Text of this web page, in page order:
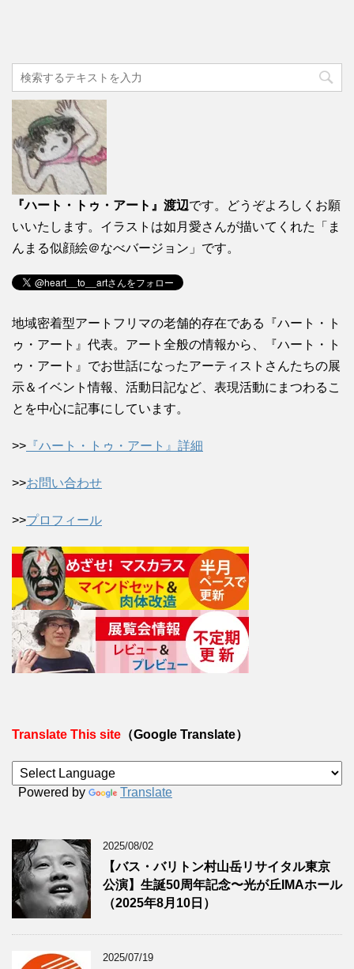
『ハート・トゥ・アート』渡辺です。どうぞよろしくお願
いいたします。イラストは如月愛さんが描いてくれた「ま
んまる似顔絵＠なべバージョン」です。
地域密着型アートフリマの老舗的存在である『ハート・ト
ゥ・アート』代表。アート全般の情報から、『ハート・ト
ゥ・アート』でお世話になったアーティストさんたちの展
示＆イベント情報、活動日記など、表現活動にまつわるこ
とを中心に記事にしています。
>> 『ハート・トゥ・アート』詳細
>>お問い合わせ
>>プロフィール
Translate This site （Google Translate）
Powered by Translate
2025/08/02
【バス・バリトン村山岳リサイタル東京
公演】生誕50周年記念〜光が丘IMAホール
（2025年8月10日）
2025/07/19